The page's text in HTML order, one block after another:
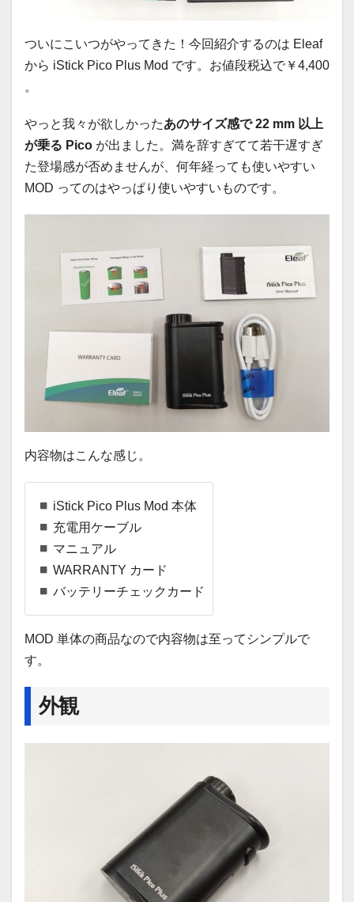
ついにこいつがやってきた！今回紹介するのは Eleaf
から iStick Pico Plus Mod です。お値段税込で￥4,400
。
やっと我々が欲しかったあのサイズ感で 22 mm 以上
が乗る Pico が出ました。満を辞すぎてて若干遅すぎ
た登場感が否めませんが、何年経っても使いやすい
MOD ってのはやっぱり使いやすいものです。
内容物はこんな感じ。
iStick Pico Plus Mod 本体
充電用ケーブル
マニュアル
WARRANTY カード
バッテリーチェックカード
MOD 単体の商品なので内容物は至ってシンプルで
す。
外観